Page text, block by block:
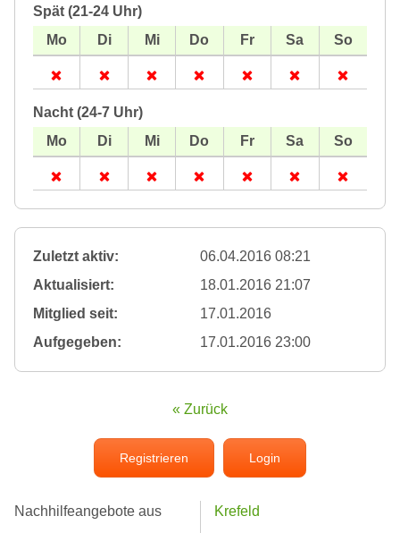
Spät (21-24 Uhr)
Nacht (24-7 Uhr)
Zuletzt aktiv:
06.04.2016 08:21
Aktualisiert:
18.01.2016 21:07
Mitglied seit:
17.01.2016
Aufgegeben:
17.01.2016 23:00
« Zurück
Registrieren Login
Nachhilfeangebote aus
Krefeld